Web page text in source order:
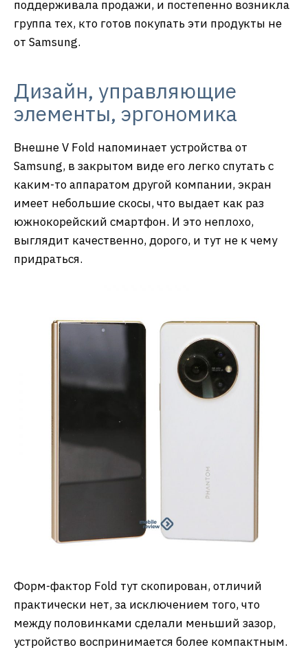
поддерживала продажи, и постепенно возникла
группа тех, кто готов покупать эти продукты не
от Samsung.
Дизайн, управляющие
элементы, эргономика
Внешне V Fold напоминает устройства от
Samsung, в закрытом виде его легко спутать с
каким-то аппаратом другой компании, экран
имеет небольшие скосы, что выдает как раз
южнокорейский смартфон. И это неплохо,
выглядит качественно, дорого, и тут не к чему
придраться.
Форм-фактор Fold тут скопирован, отличий
практически нет, за исключением того, что
между половинками сделали меньший зазор,
устройство воспринимается более компактным.